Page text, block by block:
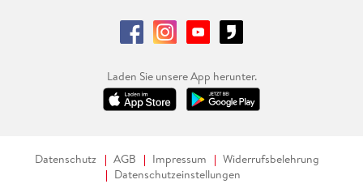
Laden Sie unsere App herunter.
Datenschutz AGB Impressum
Widerrufsbelehrung
Datenschutzeinstellungen